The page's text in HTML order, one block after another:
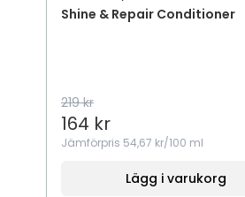
Shine & Repair Conditioner
219 kr
164 kr
Jämförpris 54,67 kr/100 ml
Lägg i varukorg